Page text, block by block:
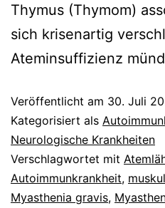
Thymus (Thymom)
sich krisenartig
Ateminsuffizienz
Veröffentlicht am 30. Juli
Kategorisiert als
Neurologische Krankheiten
Verschlagwortet mit
Autoimmunkrankheit,
Myasthenia gravis,